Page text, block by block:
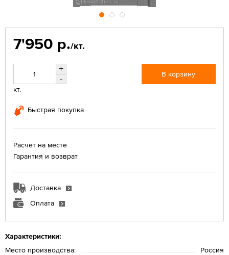
Характеристики:
Место производства:
Россия
7'950 р./кт.
+
-
кт.
В корзину
Быстрая покупка
Расчет на месте
Гарантия и возврат
Доставка
Оплата